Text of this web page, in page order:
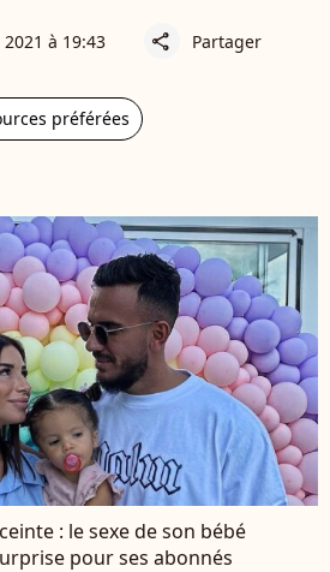
à 19:43 share Partager
préférées
: le sexe de son bébé
pour ses abonnés